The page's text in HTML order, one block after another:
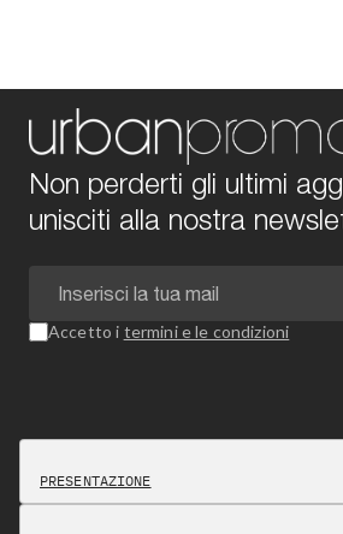
Non perderti gli ultimi
unisciti alla nostra
Accetto i termini e le condizioni
PRESENTAZIONE